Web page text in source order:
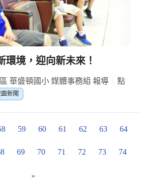
環境，迎向新未來！
華盛頓國小 媒體事務組 報導
點
新聞
59 60 61 62 63 64
69 70 71 72 73 74
»